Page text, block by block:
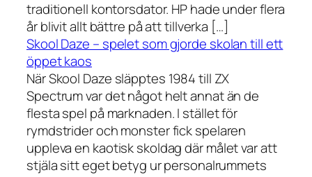
traditionell kontorsdator. HP hade under flera
år blivit allt bättre på att tillverka […]
Skool Daze – spelet som gjorde skolan till ett
öppet kaos
När Skool Daze släpptes 1984 till ZX
Spectrum var det något helt annat än de
flesta spel på marknaden. I stället för
rymdstrider och monster fick spelaren
uppleva en kaotisk skoldag där målet var att
stjäla sitt eget betyg ur personalrummets